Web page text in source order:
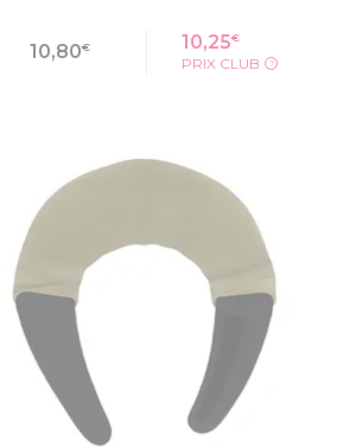
10,80€ 10,25€
PRIX CLUB ?